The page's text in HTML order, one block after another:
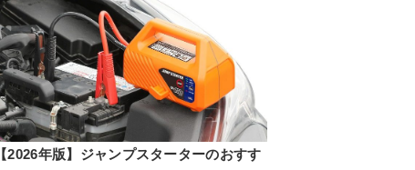
【2026年版】ジャンプスターターのおすす